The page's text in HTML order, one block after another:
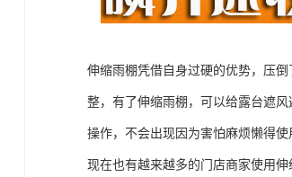
伸缩雨棚凭借自身过硬的优势，压
整，有了伸缩雨棚，可以给露台遮
操作，不会出现因为害怕麻烦懒得使
现在也有越来越多的门店商家使用